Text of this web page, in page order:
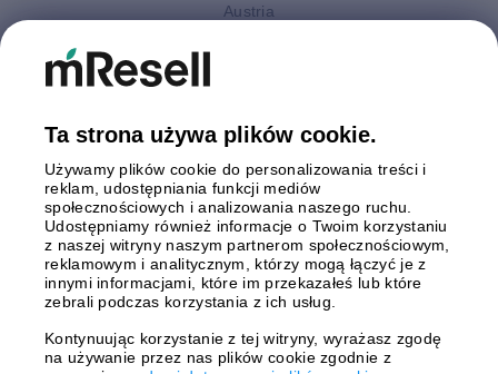
Austria
Polska
Szwecja
Wielka Brytania
Włochy
Płatności
Ta strona używa plików cookie.
Używamy plików cookie do personalizowania treści i
reklam, udostępniania funkcji mediów
społecznościowych i analizowania naszego ruchu.
Udostępniamy również informacje o Twoim korzystaniu
z naszej witryny naszym partnerom społecznościowym,
reklamowym i analitycznym, którzy mogą łączyć je z
innymi informacjami, które im przekazałeś lub które
zebrali podczas korzystania z ich usług.
Kontynuując korzystanie z tej witryny, wyrażasz zgodę
na używanie przez nas plików cookie zgodnie z